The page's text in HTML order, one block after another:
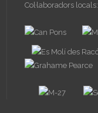
Col·laboradors locals: